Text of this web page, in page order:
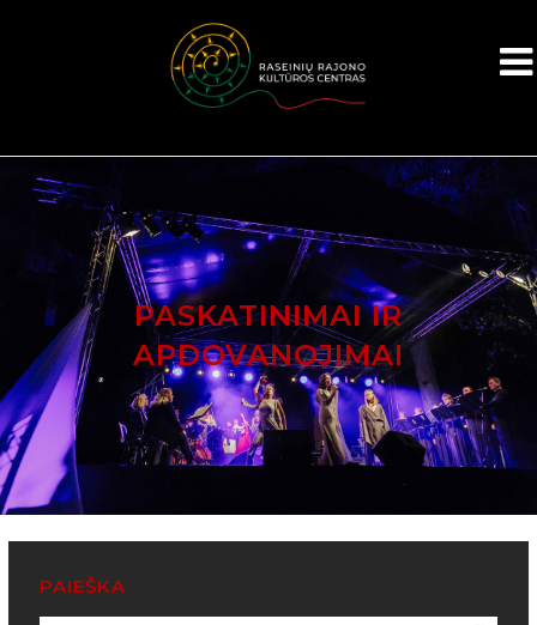
PASKATINIMAI IR
APDOVANOJIMAI
PAIEŠKA